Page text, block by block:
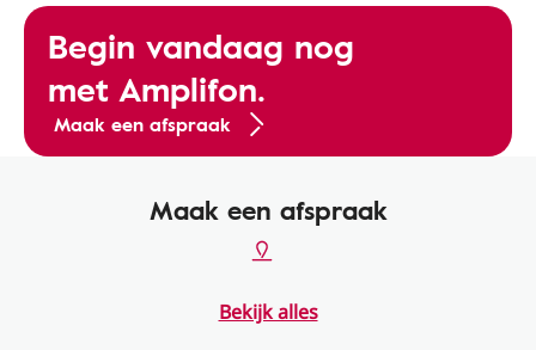
Begin vandaag nog
met Amplifon.
Maak een afspraak
Maak een afspraak
Bekijk alles